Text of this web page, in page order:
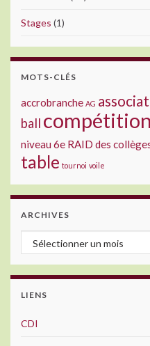
Stages (1)
MOTS-CLÉS
accrobranche AG
ball compétition
niveau 6e RAID des
table tournoi voile
ARCHIVES
Archives
LIENS
CDI